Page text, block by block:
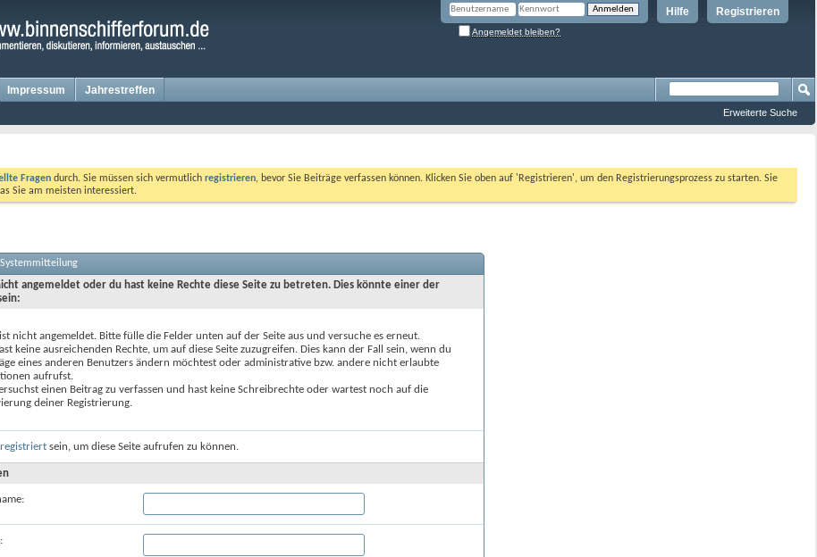
Registrieren
Hilfe
Angemeldet bleiben?
Impressum Jahrestreffen
Erweiterte Suche
Fragen durch. Sie müssen sich vermutlich registrieren, bevor Sie Beiträge verfassen können. Klicken Sie oben auf 'Registrieren', um den Registrierungsprozess zu starten. Sie
Sie am meisten interessiert.
angemeldet oder du hast keine Rechte diese Seite zu betreten. Dies könnte einer der
nicht angemeldet. Bitte fülle die Felder unten auf der Seite aus und versuche es erneut.
keine ausreichenden Rechte, um auf diese Seite zuzugreifen. Dies kann der Fall sein, wenn du
eines anderen Benutzers ändern möchtest oder administrative bzw. andere nicht erlaubte
aufrufst.
einen Beitrag zu verfassen und hast keine Schreibrechte oder wartest noch auf die
deiner Registrierung.
registriert sein, um diese Seite aufrufen zu können.